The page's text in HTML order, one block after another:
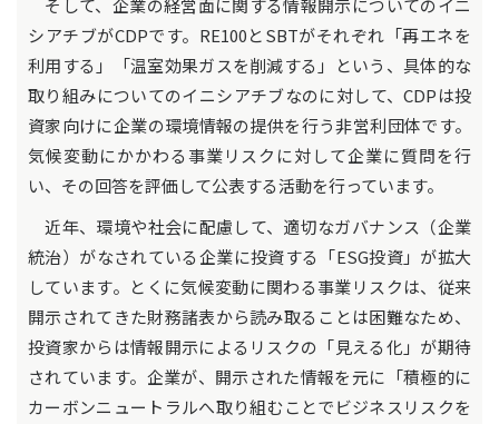
そして、企業の経営面に関する情報開示についてのイニ
シアチブがCDPです。RE100とSBTがそれぞれ「再エネを
利用する」「温室効果ガスを削減する」という、具体的な
取り組みについてのイニシアチブなのに対して、CDPは投
資家向けに企業の環境情報の提供を行う非営利団体です。
気候変動にかかわる事業リスクに対して企業に質問を行
い、その回答を評価して公表する活動を行っています。
近年、環境や社会に配慮して、適切なガバナンス（企業
統治）がなされている企業に投資する「ESG投資」が拡大
しています。とくに気候変動に関わる事業リスクは、従来
開示されてきた財務諸表から読み取ることは困難なため、
投資家からは情報開示によるリスクの「見える化」が期待
されています。企業が、開示された情報を元に「積極的に
カーボンニュートラルへ取り組むことでビジネスリスクを